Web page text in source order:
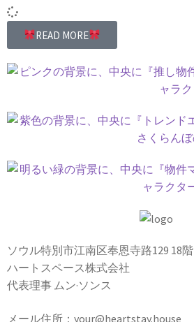
READ MORE
ソウル特別市江南区奉恩寺路129 18階
ハートスペース株式会社
代表理事 ムン·ソンス
メール住所：your@heartstay.house